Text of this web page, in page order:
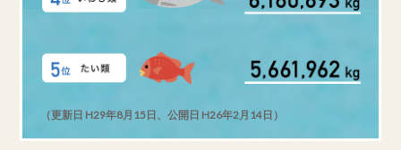
（更新日 H29年8月15日、公開日 H26年2月14日）